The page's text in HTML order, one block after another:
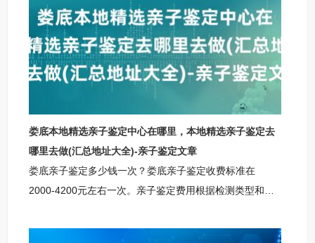
护个人隐私和权益，确保亲子鉴定过程的公正性和合法
性。通过遵循这些约束条件，我们可以为用户提供准确、
可靠的丽水亲子鉴定服务，帮助他们解决相关问题。丽水
柚子基因正规亲子鉴定咨询中心丽水柚子基因亲子鉴定咨
娄底本地精选亲子鉴定中心在哪里，本地精选亲子鉴定去
哪里去做(汇总地址大全)-亲子鉴定文章
娄底亲子鉴定多少钱一次？娄底亲子鉴定收费标准在
2000-4200元左右一次。亲子鉴定费用根据检测类型和服
适合家庭内部了解亲子关系；司法鉴定费用在3000-3200